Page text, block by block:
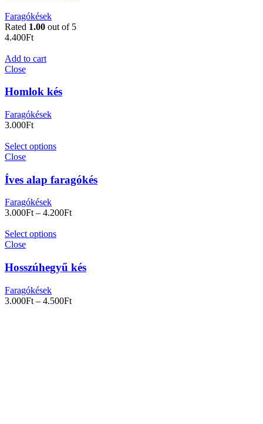
Faragókések
Rated 1.00 out of 5
4.400Ft
Add to cart
Close
Homlok kés
Faragókések
3.000Ft
Select options
Close
Íves alap faragókés
Faragókések
3.000Ft – 4.200Ft
Select options
Close
Hosszúhegyű kés
Faragókések
3.000Ft – 4.500Ft